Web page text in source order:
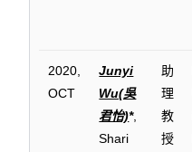
2020,
OCT
Junyi
Wu(吳
君怡)*,
Shari
助
理
教
授